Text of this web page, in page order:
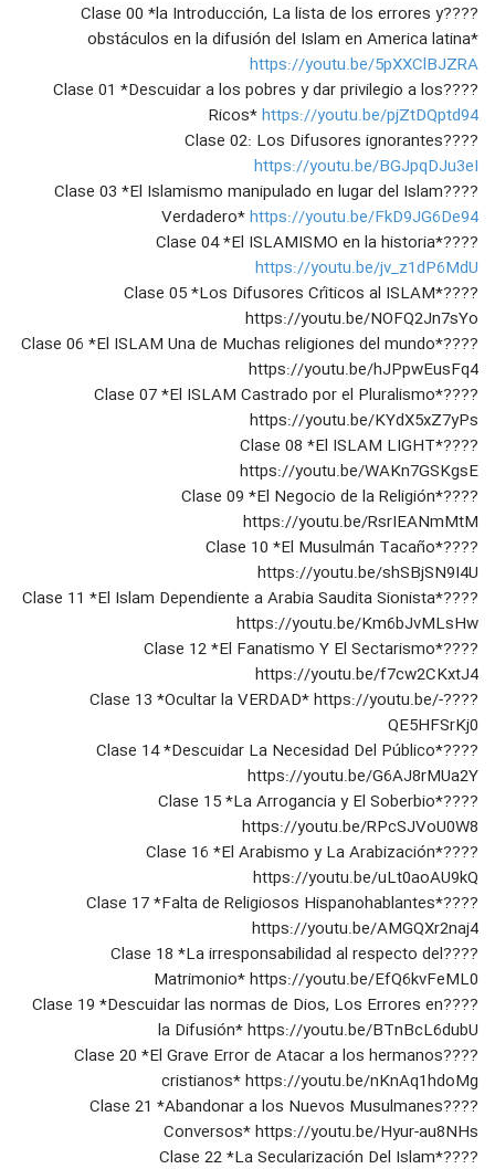
????Clase 00 *la Introducción, La lista de los errores y
obstáculos en la difusión del Islam en America latina*
https://youtu.be/5pXXClBJZRA
????Clase 01 *Descuidar a los pobres y dar privilegio a los
Ricos*https://youtu.be/pjZtDQptd94
????Clase 02: Los Difusores ignorantes
https://youtu.be/BGJpqDJu3eI
????Clase 03 *El Islamismo manipulado en lugar del Islam
Verdadero*https://youtu.be/FkD9JG6De94
????Clase 04 *El ISLAMISMO en la historia*
https://youtu.be/jv_z1dP6MdU
????Clase 05 *Los Difusores Críticos al ISLAM*
https://youtu.be/NOFQ2Jn7sYo
????Clase 06 *El ISLAM Una de Muchas religiones del mundo*
https://youtu.be/hJPpwEusFq4
????Clase 07 *El ISLAM Castrado por el Pluralismo*
https://youtu.be/KYdX5xZ7yPs
????Clase 08 *El ISLAM LIGHT*
https://youtu.be/WAKn7GSKgsE
????Clase 09 *El Negocio de la Religión*
https://youtu.be/RsrIEANmMtM
????Clase 10 *El Musulmán Tacaño*
https://youtu.be/shSBjSN9I4U
????Clase 11 *El Islam Dependiente a Arabia Saudita Sionista*
https://youtu.be/Km6bJvMLsHw
????Clase 12 *El Fanatismo Y El Sectarismo*
https://youtu.be/f7cw2CKxtJ4
????Clase 13 *Ocultar la VERDAD* https://youtu.be/-
QE5HFSrKj0
????Clase 14 *Descuidar La Necesidad Del Público*
https://youtu.be/G6AJ8rMUa2Y
????Clase 15 *La Arrogancia y El Soberbio*
https://youtu.be/RPcSJVoU0W8
????Clase 16 *El Arabismo y La Arabización*
https://youtu.be/uLt0aoAU9kQ
????Clase 17 *Falta de Religiosos Hispanohablantes*
https://youtu.be/AMGQXr2naj4
????Clase 18 *La irresponsabilidad al respecto del
Matrimonio* https://youtu.be/EfQ6kvFeML0
????Clase 19 *Descuidar las normas de Dios, Los Errores en
la Difusión* https://youtu.be/BTnBcL6dubU
????Clase 20 *El Grave Error de Atacar a los hermanos
cristianos* https://youtu.be/nKnAq1hdoMg
????Clase 21 *Abandonar a los Nuevos Musulmanes
Conversos* https://youtu.be/Hyur-au8NHs
????Clase 22 *La Secularización Del Islam*